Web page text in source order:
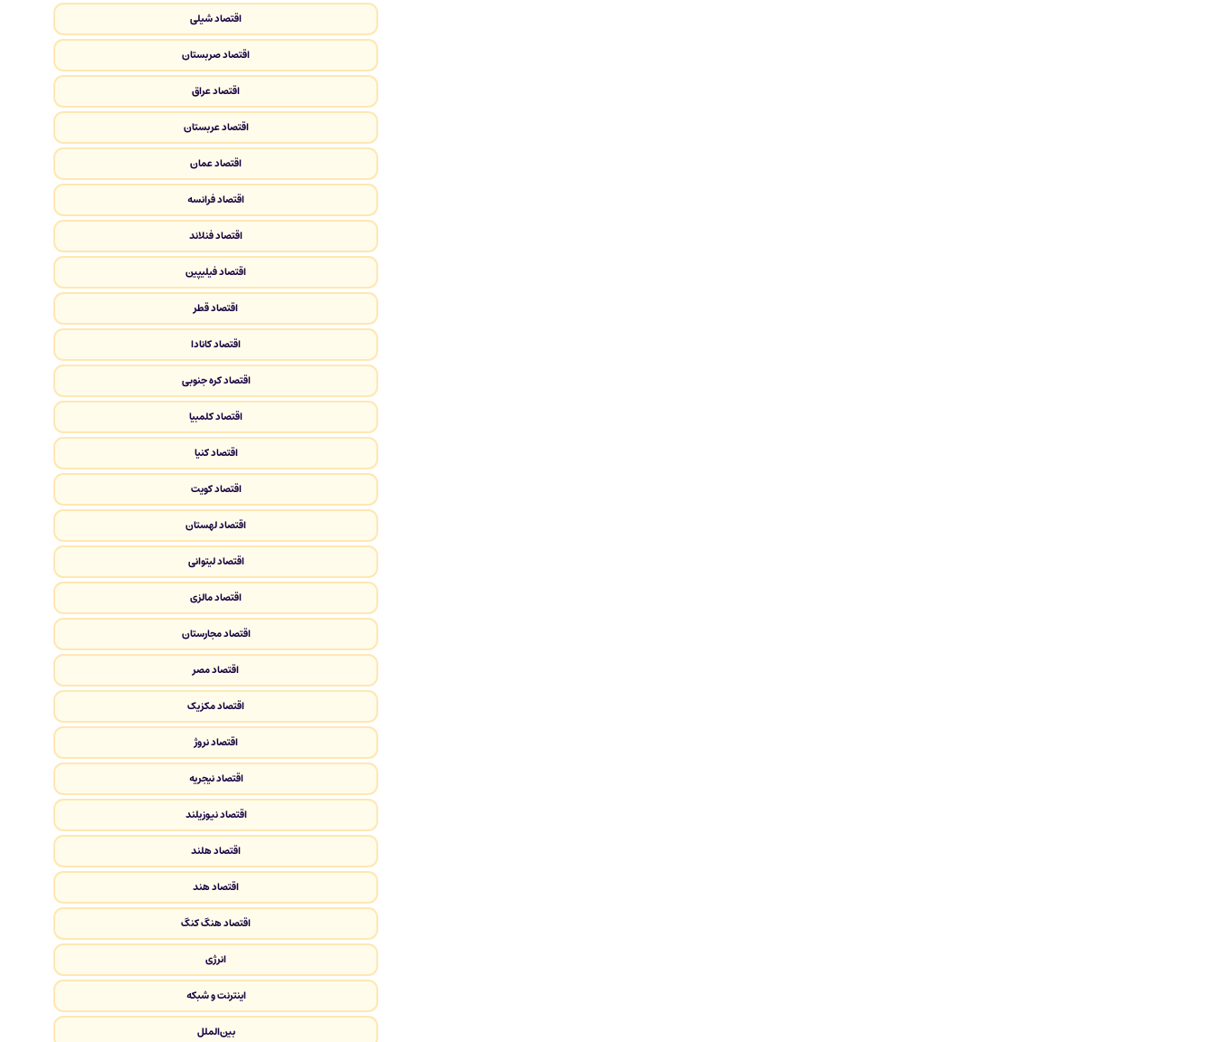
اقتصاد شیلی
اقتصاد صربستان
اقتصاد عراق
اقتصاد عربستان
اقتصاد عمان
اقتصاد فرانسه
اقتصاد فنلاند
اقتصاد فیلیپین
اقتصاد قطر
اقتصاد کانادا
اقتصاد کره جنوبی
اقتصاد کلمبیا
اقتصاد کنیا
اقتصاد کویت
اقتصاد لهستان
اقتصاد لیتوانی
اقتصاد مالزی
اقتصاد مجارستان
اقتصاد مصر
اقتصاد مکزیک
اقتصاد نروژ
اقتصاد نیجریه
اقتصاد نیوزیلند
اقتصاد هلند
اقتصاد هند
اقتصاد هنگ کنگ
انرژی
اینترنت و شبکه
بین‌الملل